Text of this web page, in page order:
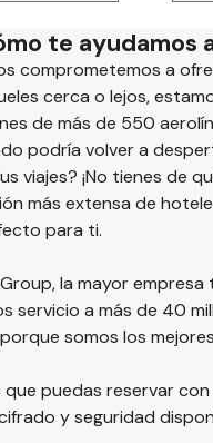
te ayudamos
comprometemos a
cerca o lejos,
de más de 550
podría volver a
viajes? ¡No tienes de
más extensa de
para ti.
la mayor
a más de 40
somos los
puedas reservar
y seguridad